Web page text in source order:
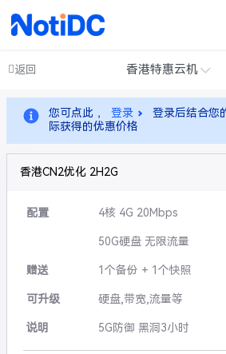
返回 香港特惠云机
您可点此 ， 登录
登录后结合您
际获得的优惠价格
香港CN2优化 2H2G
配置 4核 4G 20Mbps
50G硬盘 无限流量
赠送 1个备份 + 1个快照
可升级 硬盘,带宽,流量等
说明 5G防御 黑洞3小时